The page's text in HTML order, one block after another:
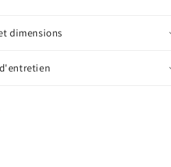
dimensions